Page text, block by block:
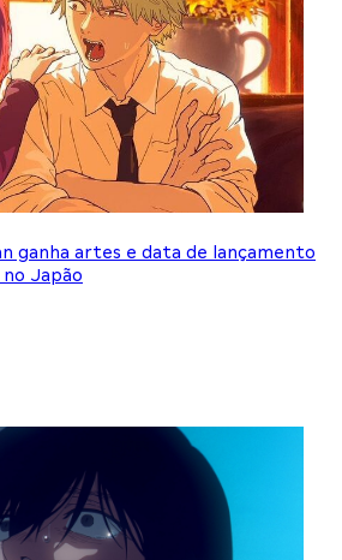
ganha artes e data de lançamento
Japão